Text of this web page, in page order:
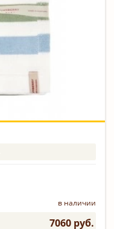
в наличии
7060 руб.